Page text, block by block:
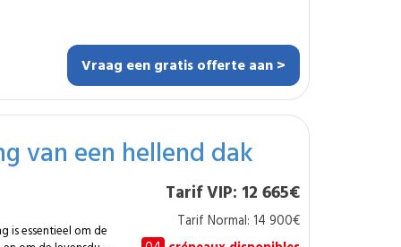
van de
kanten, goten,
Het
meter.
die een
Ideaal voor
en conforme
Vraag een gratis offerte aan >
van een hellend dak
is essentieel om de
Tarif VIP: 12 665€
Tarif Normal: 14 900€